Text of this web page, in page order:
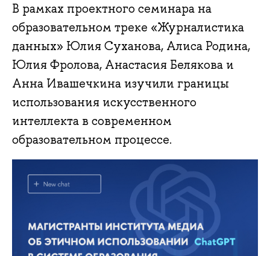
В рамках проектного семинара на
образовательном треке «Журналистика
данных» Юлия Суханова, Алиса Родина,
Юлия Фролова, Анастасия Белякова и
Анна Ивашечкина изучили границы
использования искусственного
интеллекта в современном
образовательном процессе.